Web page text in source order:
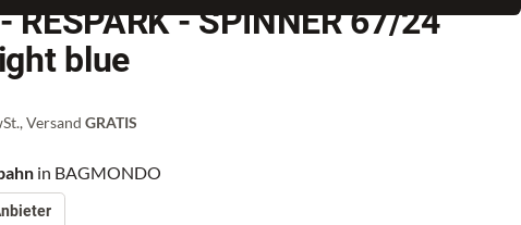
RESPARK - SPINNER 67/24
blue
Versand GRATIS
in BAGMONDO